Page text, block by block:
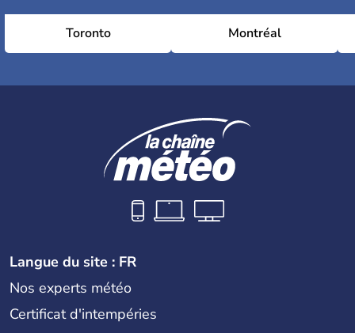
Toronto Montréal
Langue du site : FR
Nos experts météo
Certificat d'intempéries